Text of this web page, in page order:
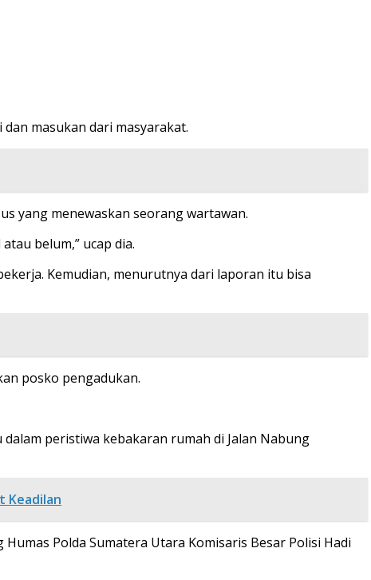
masukan dari masyarakat.
yang menewaskan seorang wartawan.
belum,” ucap dia.
Kemudian, menurutnya dari laporan itu bisa
posko pengadukan.
peristiwa kebakaran rumah di Jalan Nabung
Keadilan
Polda Sumatera Utara Komisaris Besar Polisi Hadi